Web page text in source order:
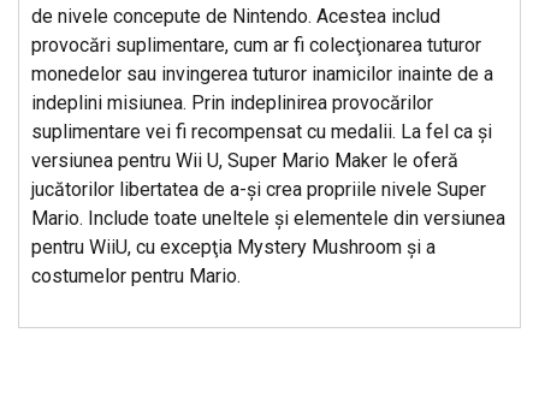
de nivele concepute de Nintendo. Acestea includ
provocări suplimentare, cum ar fi colecţionarea tuturor
monedelor sau invingerea tuturor inamicilor inainte de a
indeplini misiunea. Prin indeplinirea provocărilor
suplimentare vei fi recompensat cu medalii. La fel ca şi
versiunea pentru Wii U, Super Mario Maker le oferă
jucătorilor libertatea de a-şi crea propriile nivele Super
Mario. Include toate uneltele şi elementele din versiunea
pentru WiiU, cu excepţia Mystery Mushroom şi a
costumelor pentru Mario.